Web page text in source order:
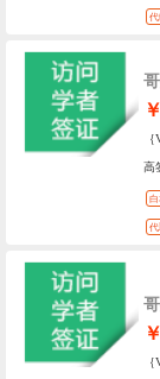
代
高
白
代